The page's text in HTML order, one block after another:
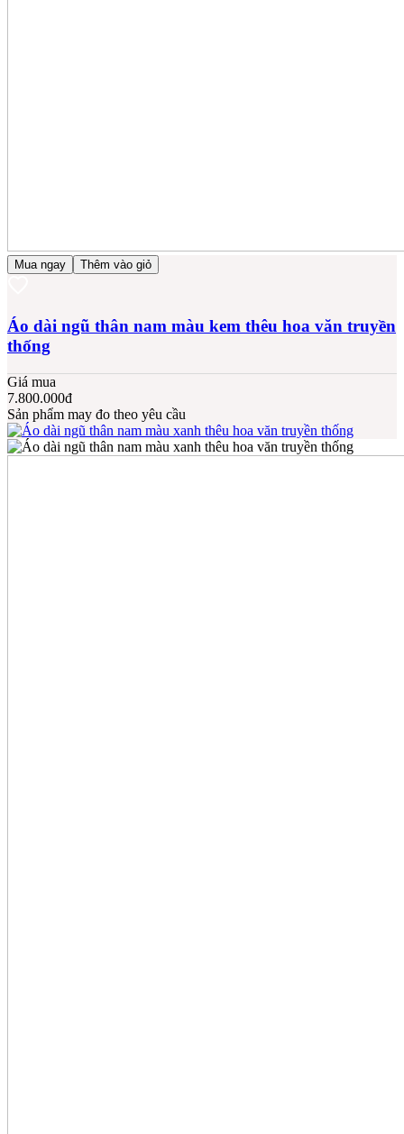
Mua ngay Thêm vào giỏ
Áo dài ngũ thân nam màu kem thêu hoa văn truyền
thống
Giá mua
7.800.000đ
Sản phẩm may đo theo yêu cầu